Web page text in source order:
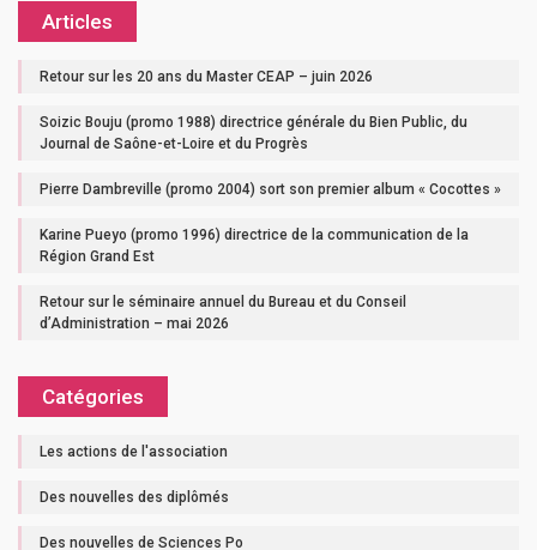
Articles
Retour sur les 20 ans du Master CEAP – juin 2026
Soizic Bouju (promo 1988) directrice générale du Bien Public, du
Journal de Saône-et-Loire et du Progrès
Pierre Dambreville (promo 2004) sort son premier album « Cocottes »
Karine Pueyo (promo 1996) directrice de la communication de la
Région Grand Est
Retour sur le séminaire annuel du Bureau et du Conseil
d’Administration – mai 2026
Catégories
Les actions de l'association
Des nouvelles des diplômés
Des nouvelles de Sciences Po